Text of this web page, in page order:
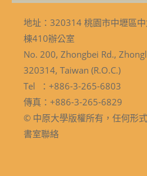
地址：320314 桃園市中壢區
棟410辦公室
No. 200, Zhongbei Rd.,
320314, Taiwan (R.O.C.)
Tel ：+886-3-265-6803
傳真：+886-3-265-6829
© 中原大學版權所有，任何形
書室聯絡